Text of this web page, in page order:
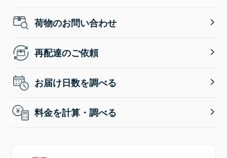
荷物のお問い合わせ
再配達のご依頼
お届け日数を調べる
料金を計算・調べる